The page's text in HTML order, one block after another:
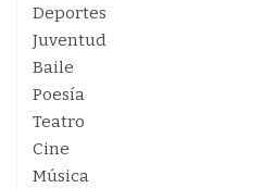
Deportes
Juventud
Baile
Poesía
Teatro
Cine
Música